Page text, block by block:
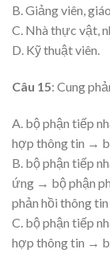
B. Giảng viên,
C. Nhà thực vật,
D. Kỹ thuật viên.
Câu 15: Cung
A. bộ phận tiếp
hợp thông tin →
B. bộ phận tiếp
ứng → bộ phận
phản hồi thông tin
C. bộ phận tiếp
hợp thông tin →